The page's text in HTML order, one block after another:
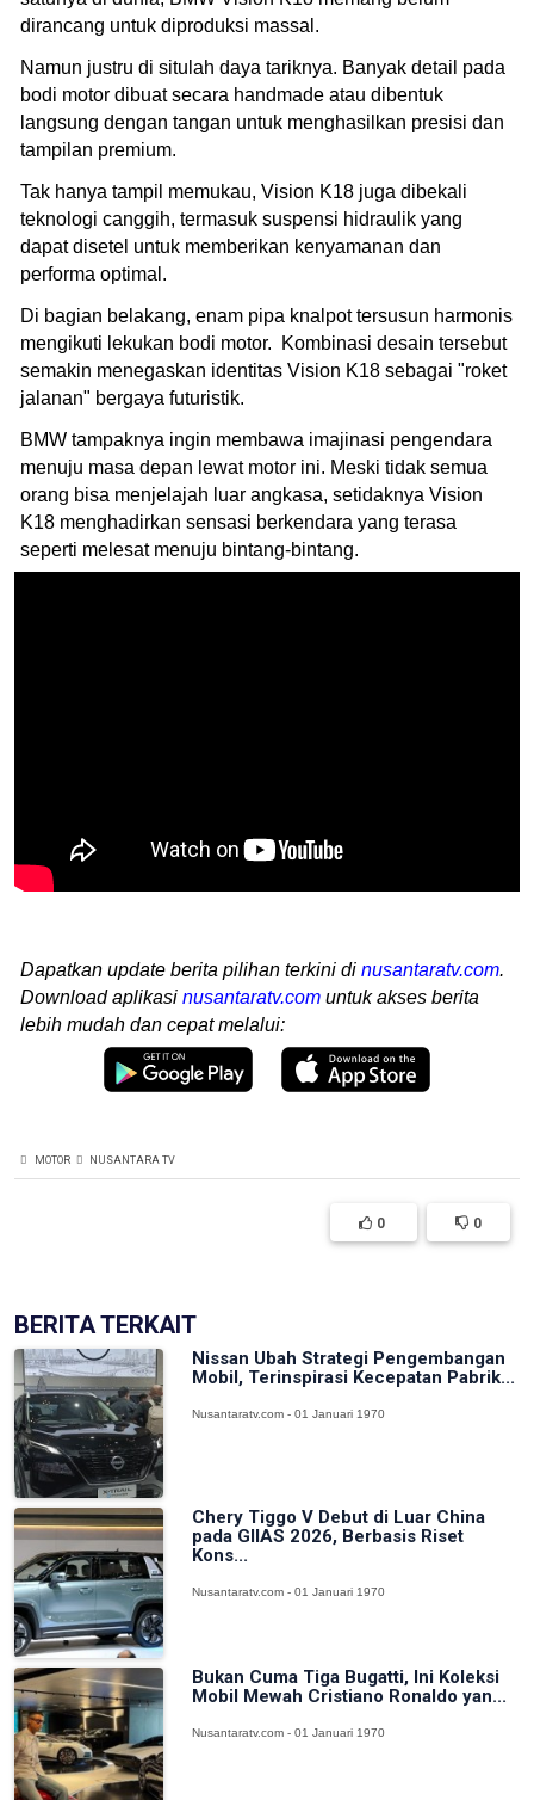
dirancang untuk diproduksi massal.
Namun justru di situlah daya tariknya. Banyak detail pada
bodi motor dibuat secara handmade atau dibentuk
langsung dengan tangan untuk menghasilkan presisi dan
tampilan premium.
Tak hanya tampil memukau, Vision K18 juga dibekali
teknologi canggih, termasuk suspensi hidraulik yang
dapat disetel untuk memberikan kenyamanan dan
performa optimal.
Di bagian belakang, enam pipa knalpot tersusun harmonis
mengikuti lekukan bodi motor. Kombinasi desain tersebut
semakin menegaskan identitas Vision K18 sebagai "roket
jalanan" bergaya futuristik.
BMW tampaknya ingin membawa imajinasi pengendara
menuju masa depan lewat motor ini. Meski tidak semua
orang bisa menjelajah luar angkasa, setidaknya Vision
K18 menghadirkan sensasi berkendara yang terasa
seperti melesat menuju bintang-bintang.
Dapatkan update berita pilihan terkini di nusantaratv.com.
Download aplikasi nusantaratv.com untuk akses berita
lebih mudah dan cepat melalui:
MOTOR NUSANTARA TV
0 0
BERITA TERKAIT
Nissan Ubah Strategi Pengembangan
Mobil, Terinspirasi Kecepatan Pabrik...
Nusantaratv.com - 01 Januari 1970
Chery Tiggo V Debut di Luar China
pada GIIAS 2026, Berbasis Riset
Kons...
Nusantaratv.com - 01 Januari 1970
Bukan Cuma Tiga Bugatti, Ini Koleksi
Mobil Mewah Cristiano Ronaldo yan...
Nusantaratv.com - 01 Januari 1970